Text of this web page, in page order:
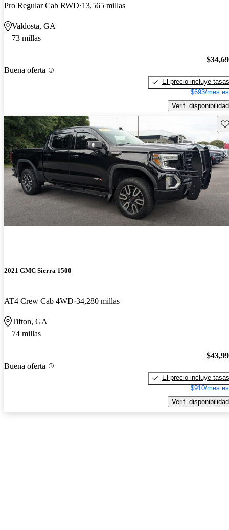
Pro Regular Cab RWD 13,565 millas
Valdosta, GA
73 millas
Buena oferta
El precio incluye tasas
$693/mes
Verif. disponibilidad
2021 GMC Sierra 1500
AT4 Crew Cab 4WD 34,280 millas
Tifton, GA
74 millas
Buena oferta
El precio incluye tasas
$910/mes
Verif. disponibilidad